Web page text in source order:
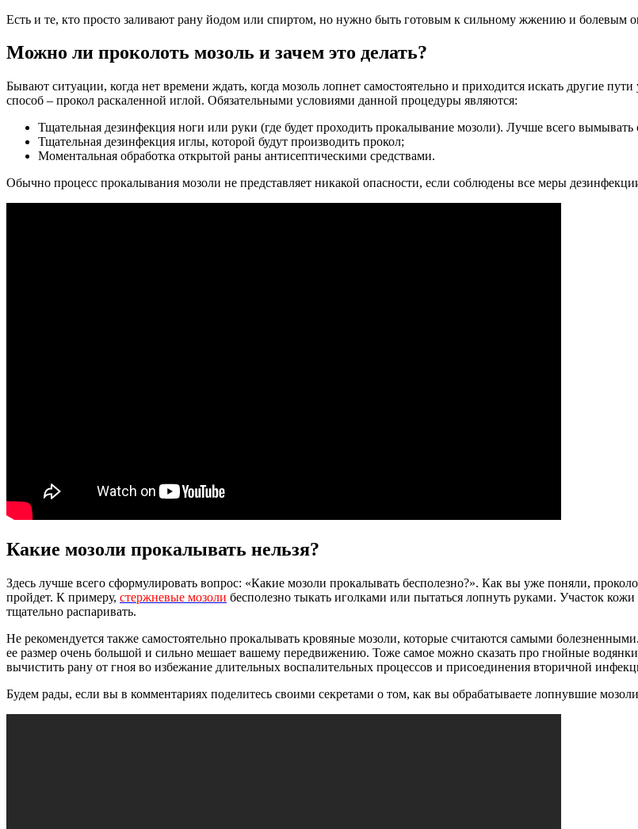
Есть и те, кто просто заливают рану йодом или спиртом, но нужно быть готовым к сильному жжению и болевым
Можно ли проколоть мозоль и зачем это делать?
Бывают ситуации, когда нет времени ждать, когда мозоль лопнет самостоятельно и приходится искать другие
способ – прокол раскаленной иглой. Обязательными условиями данной процедуры являются:
Тщательная дезинфекция ноги или руки (где будет проходить прокалывание мозоли). Лучше всего
Тщательная дезинфекция иглы, которой будут производить прокол;
Моментальная обработка открытой раны антисептическими средствами.
Обычно процесс прокалывания мозоли не представляет никакой опасности, если соблюдены все меры
Какие мозоли прокалывать нельзя?
Здесь лучше всего сформулировать вопрос: «Какие мозоли прокалывать бесполезно?». Как вы уже поняли,
пройдет. К примеру, стержневые мозоли бесполезно тыкать иголками или пытаться лопнуть руками. Участок
тщательно распаривать.
Не рекомендуется также самостоятельно прокалывать кровяные мозоли, которые считаются самыми
ее размер очень большой и сильно мешает вашему передвижению. Тоже самое можно сказать про гнойные
вычистить рану от гноя во избежание длительных воспалительных процессов и присоединения вторичной
Будем рады, если вы в комментариях поделитесь своими секретами о том, как вы обрабатываете лопнувшие